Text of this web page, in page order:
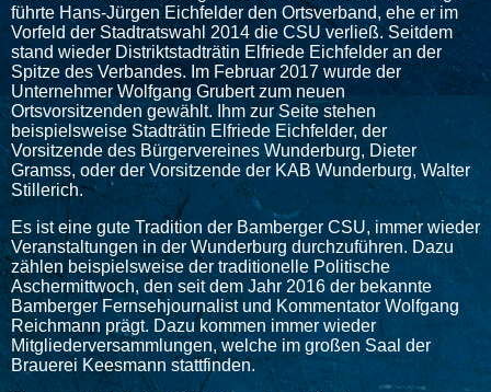
führte Hans-Jürgen Eichfelder den Ortsverband, ehe er im
Vorfeld der Stadtratswahl 2014 die CSU verließ. Seitdem
stand wieder Distriktstadträtin Elfriede Eichfelder an der
Spitze des Verbandes. Im Februar 2017 wurde der
Unternehmer Wolfgang Grubert zum neuen
Ortsvorsitzenden gewählt. Ihm zur Seite stehen
beispielsweise Stadträtin Elfriede Eichfelder, der
Vorsitzende des Bürgervereines Wunderburg, Dieter
Gramss, oder der Vorsitzende der KAB Wunderburg, Walter
Stillerich.
Es ist eine gute Tradition der Bamberger CSU, immer wieder
Veranstaltungen in der Wunderburg durchzuführen. Dazu
zählen beispielsweise der traditionelle Politische
Aschermittwoch, den seit dem Jahr 2016 der bekannte
Bamberger Fernsehjournalist und Kommentator Wolfgang
Reichmann prägt. Dazu kommen immer wieder
Mitgliederversammlungen, welche im großen Saal der
Brauerei Keesmann stattfinden.